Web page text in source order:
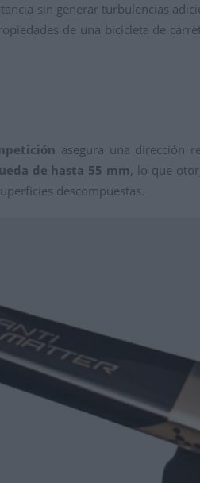
sin generar turbulencias
de una bicicleta de
asegura una dirección
de hasta 55 mm, lo que
descompuestas.